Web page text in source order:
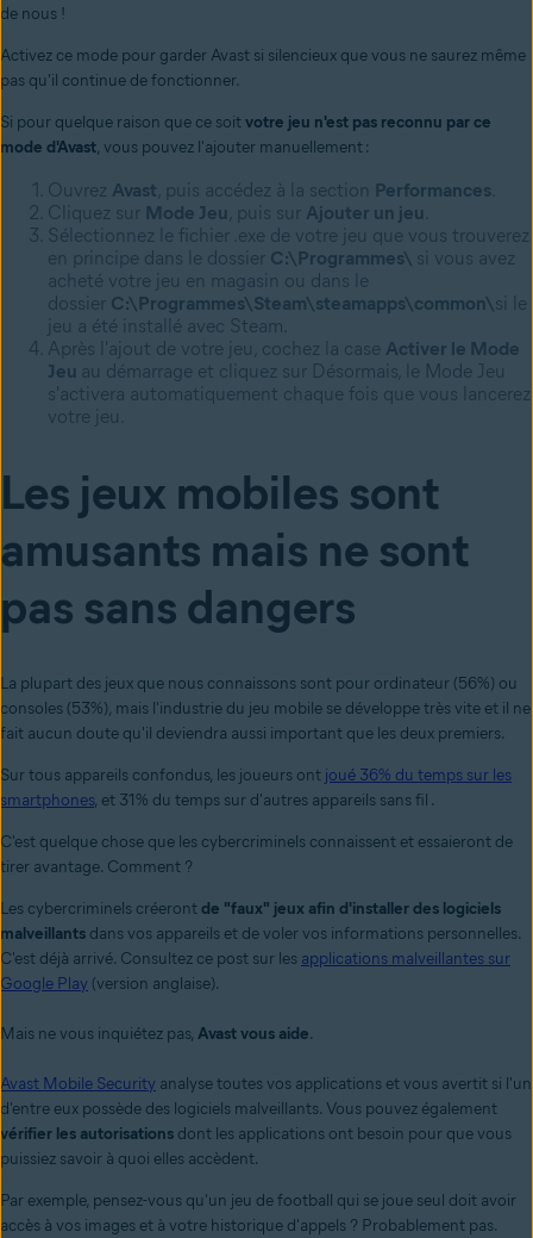
de nous !
Activez ce mode pour garder Avast si silencieux que vous ne saurez même
pas qu'il continue de fonctionner.
Si pour quelque raison que ce soitvotre jeu n'est pas reconnu par ce
mode d'Avast, vous pouvez l'ajouter manuellement :
Ouvrez Avast, puis accédez à la section Performances
Cliquez sur Mode Jeu , puis sur Ajouter un jeu
Sélectionnez le fichier .exe de votre jeu que vous trouverez
en principe dans le dossier C:\Programmes\ si vous avez
acheté votre jeu en magasin ou dans le
dossier C:\Programmes\Steam\steamapps\common\si le
jeu a été installé avec Steam.
Après l'ajout de votre jeu, cochez la case Activer le Mode
Jeu au démarrage et cliquez sur Désormais, le Mode Jeu
s'activera automatiquement chaque fois que vous lancerez
votre jeu.
Les jeux mobiles sont
amusants mais ne sont
pas sans dangers
La plupart des jeux que nous connaissons sont pour ordinateur (56%) ou
consoles (53%), mais l'industrie du jeu mobile se développe très vite et il ne
fait aucun doute qu'il deviendra aussi important que les deux premiers.
Sur tous appareils confondus, les joueurs ont joué 36% du temps sur les
smartphones, et 31% du temps sur d'autres appareils sans fil .
C'est quelque chose que les cybercriminels connaissent et essaieront de
tirer avantage. Comment ?
Les cybercriminels créerontde "faux" jeux afin d'installer des logiciels
malveillants dans vos appareils et de voler vos informations personnelles.
C'est déjà arrivé. Consultez ce post sur les applications malveillantes sur
Google Play (version anglaise).
Mais ne vous inquiétez pas, Avast vous aide.
Avast Mobile Security analyse toutes vos applications et vous avertit si l'un
d'entre eux possède des logiciels malveillants. Vous pouvez également
vérifier les autorisations dont les applications ont besoin pour que vous
puissiez savoir à quoi elles accèdent.
Par exemple, pensez-vous qu'un jeu de football qui se joue seul doit avoir
accès à vos images et à votre historique d'appels ? Probablement pas.